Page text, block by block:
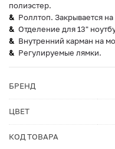
полиэстер.
Роллтоп. Закрывается
Отделение для 13"
Внутренний карман на
Регулируемые лямки.
БРЕНД
ЦВЕТ
КОД ТОВАРА